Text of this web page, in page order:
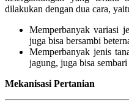
dilakukan dengan dua cara,
Memperbanyak variasi
juga bisa bersambi
Memperbanyak jenis
jagung, juga bisa
Mekanisasi Pertanian